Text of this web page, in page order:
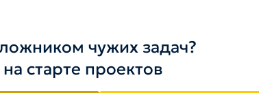
чужих задач?
старте проектов